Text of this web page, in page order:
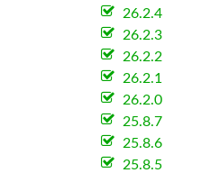
26.2.4
26.2.3
26.2.2
26.2.1
26.2.0
25.8.7
25.8.6
25.8.5